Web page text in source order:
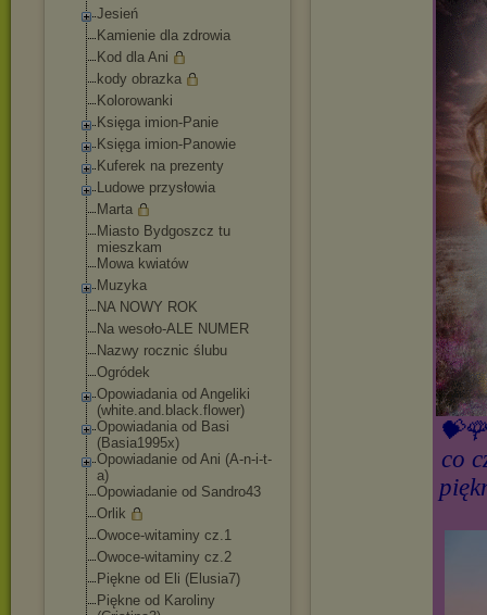
Jesień
Kamienie dla zdrowia
Kod dla Ani
kody obrazka
Kolorowanki
Księga imion-Panie
Księga imion-Panowie
Kuferek na prezenty
Ludowe przysłowia
Marta
Miasto Bydgoszcz tu
mieszkam
Mowa kwiatów
Muzyka
NA NOWY ROK
Na wesoło-ALE NUMER
Nazwy rocznic ślubu
Ogródek
Opowiadania od Angeliki
(white.and.black.flower)
Opowiadania od Basi
(Basia1995x)
Opowiadanie od Ani (A-n-i-t-
a)
Opowiadanie od Sandro43
Orlik
Owoce-witaminy cz.1
Owoce-witaminy cz.2
Piękne od Eli (Elusia7)
Piękne od Karoliny
co